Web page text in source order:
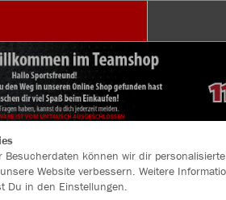
Besucherdaten können wir dir personalisierte
Website verbessern. Weitere
Du in den Einstellungen.